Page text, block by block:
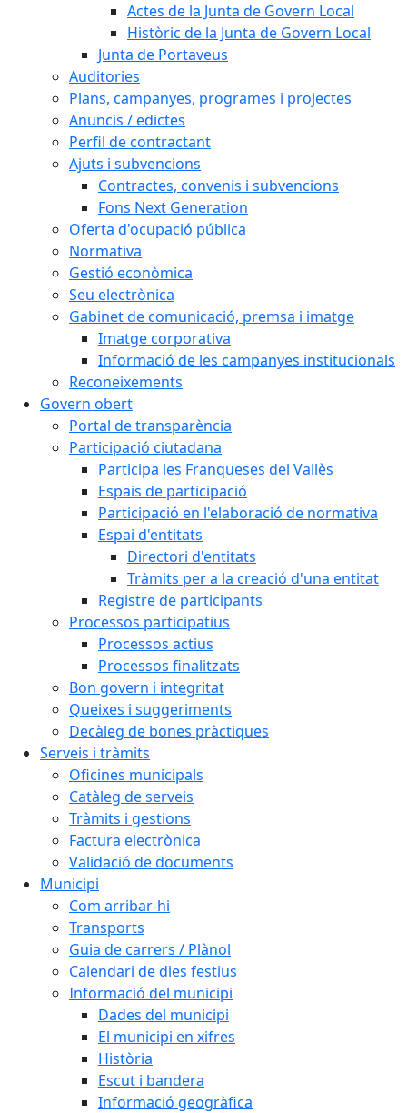
Actes de la Junta de Govern Local
Històric de la Junta de Govern Local
Junta de Portaveus
Auditories
Plans, campanyes, programes i projectes
Anuncis / edictes
Perfil de contractant
Ajuts i subvencions
Contractes, convenis i subvencions
Fons Next Generation
Oferta d'ocupació pública
Normativa
Gestió econòmica
Seu electrònica
Gabinet de comunicació, premsa i imatge
Imatge corporativa
Informació de les campanyes institucionals
Reconeixements
Govern obert
Portal de transparència
Participació ciutadana
Participa les Franqueses del Vallès
Espais de participació
Participació en l'elaboració de normativa
Espai d'entitats
Directori d'entitats
Tràmits per a la creació d'una entitat
Registre de participants
Processos participatius
Processos actius
Processos finalitzats
Bon govern i integritat
Queixes i suggeriments
Decàleg de bones pràctiques
Serveis i tràmits
Oficines municipals
Catàleg de serveis
Tràmits i gestions
Factura electrònica
Validació de documents
Municipi
Com arribar-hi
Transports
Guia de carrers / Plànol
Calendari de dies festius
Informació del municipi
Dades del municipi
El municipi en xifres
Història
Escut i bandera
Informació geogràfica